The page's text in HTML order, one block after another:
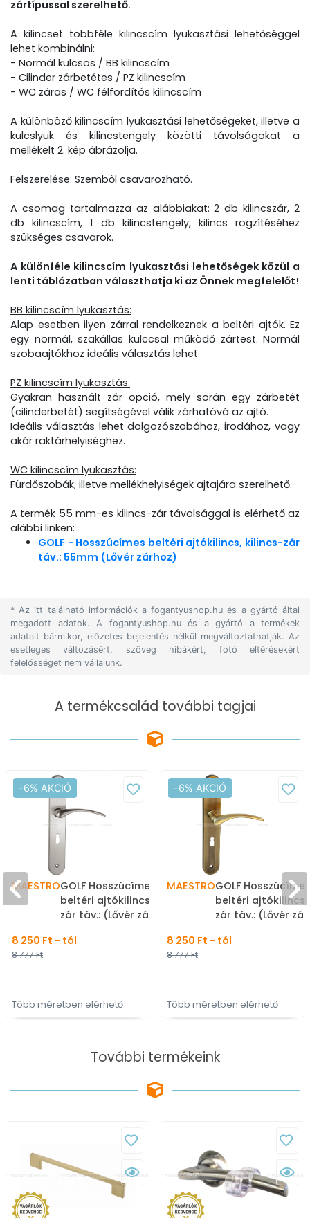
zártípussal szerelhető.
A kilincset többféle kilincscím lyukasztási lehetőséggel
lehet kombinálni:
- Normál kulcsos / BB kilincscím
- Cilinder zárbetétes / PZ kilincscím
- WC záras / WC félfordítós kilincscím
A különböző kilincscím lyukasztási lehetőségeket, illetve a
kulcslyuk és kilincstengely közötti távolságokat a
mellékelt 2. kép ábrázolja.
Felszerelése: Szemből csavarozható.
A csomag tartalmazza az alábbiakat: 2 db kilincszár, 2
db kilincscím, 1 db kilincstengely, kilincs rögzítéséhez
szükséges csavarok.
A különféle kilincscím lyukasztási lehetőségek közül a
lenti táblázatban választhatja ki az Önnek megfelelőt!
BB kilincscím lyukasztás:
Alap esetben ilyen zárral rendelkeznek a beltéri ajtók. Ez
egy normál, szakállas kulccsal működő zártest. Normál
szobaajtókhoz ideális választás lehet.
PZ kilincscím lyukasztás:
Gyakran használt zár opció, mely során egy zárbetét
(cilinderbetét) segítségével válik zárhatóvá az ajtó.
Ideális választás lehet dolgozószobához, irodához, vagy
akár raktárhelyiséghez.
WC kilincscím lyukasztás:
Fürdőszobák, illetve mellékhelyiségek ajtajára szerelhető.
A termék 55 mm-es kilincs-zár távolsággal is elérhető az
alábbi linken:
GOLF - Hosszúcímes beltéri ajtókilincs, kilincs-zár
táv.: 55mm (Lővér zárhoz)
* Az itt található információk a fogantyushop.hu és a gyártó által
megadott adatok. A fogantyushop.hu és a gyártó a termékek
adatait bármikor, előzetes bejelentés nélkül megváltoztathatják. Az
esetleges változásért, szöveg hibákért, fotó eltérésekért
felelősséget nem vállalunk.
A termékcsalád további tagjai
-6% AKCIÓ
MAESTROGOLF Hosszúcímes
beltéri ajtókilincs kilincs-
zár táv.: (Lővér zárhoz) -
ötvözet - Modern
8 250 Ft - tól
8 777 Ft
Több méretben elérhető
-6% AKCIÓ
MAESTROGOLF Hosszúcímes
beltéri ajtókilincs
zár táv.: (Lővér
fém ötvözet -
8 250 Ft - tól
8 777 Ft
Több méretben elérhető
További termékeink